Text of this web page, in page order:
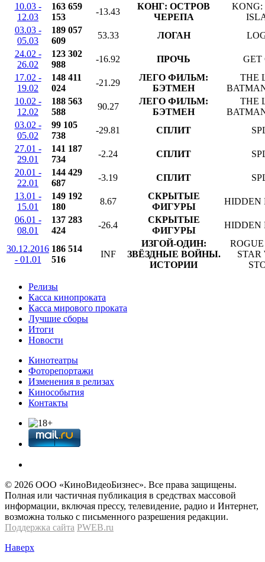
10.03 -
12.03
163 659
153
-13.43
КОНГ: ОСТРОВ
ЧЕРЕПА
03.03 -
05.03
189 057
609
53.33 ЛОГАН
24.02 -
26.02
123 302
988
-16.92 ПРОЧЬ
GET
17.02 -
19.02
148 411
024
-21.29
ЛЕГО ФИЛЬМ:
БЭТМЕН
THE
10.02 -
12.02
188 563
588
90.27
ЛЕГО ФИЛЬМ:
БЭТМЕН
THE
03.02 -
05.02
99 105
738
-29.81 СПЛИТ
27.01 -
29.01
141 187
734
-2.24 СПЛИТ
20.01 -
22.01
144 429
687
-3.19 СПЛИТ
13.01 -
15.01
149 192
180
8.67
СКРЫТЫЕ
ФИГУРЫ
HIDDEN
06.01 -
08.01
137 283
424
-26.4
СКРЫТЫЕ
ФИГУРЫ
HIDDEN
30.12.2016
- 01.01
186 514
516
INF
ИЗГОЙ-ОДИН:
ЗВЁЗДНЫЕ ВОЙНЫ.
ИСТОРИИ
STAR
Релизы
Касса кинопроката
Касса мирового проката
Лучшие сборы
Итоги
Новости
Кинотеатры
Фоторепортажи
Изменения в релизах
Кинособытия
Контакты
© 2026 OOО «КиноВидеоБизнес». Все права защищены.
Полная или частичная публикация в средствах массовой
информации, включая прессу, телевидение, радио и Интернет,
возможна только с письменного разрешения редакции.
Поддержка сайта PWEB.ru
Наверх